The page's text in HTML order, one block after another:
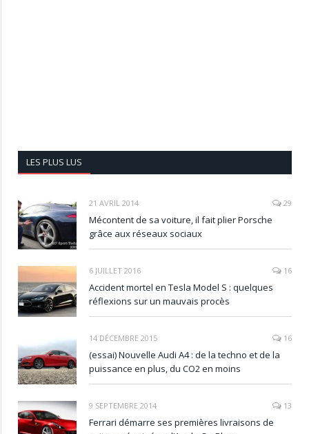
LES PLUS LUS
21 AVRIL 2014 29
Mécontent de sa voiture, il fait plier Porsche
grâce aux réseaux sociaux
6 JUILLET 2016 16
Accident mortel en Tesla Model S : quelques
réflexions sur un mauvais procès
14 DÉCEMBRE 2015 16
(essai) Nouvelle Audi A4 : de la techno et de la
puissance en plus, du CO2 en moins
9 SEPTEMBRE 2014 13
Ferrari démarre ses premières livraisons de